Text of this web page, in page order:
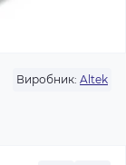
Виробник: Altek